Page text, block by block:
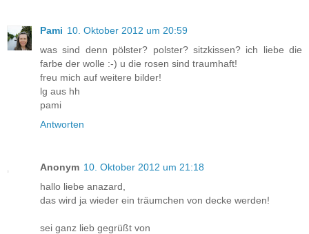
Pami 10. Oktober 2012 um 20:59
was sind denn pölster? polster? sitzkissen? ich liebe die
farbe der wolle :-) u die rosen sind traumhaft!
freu mich auf weitere bilder!
lg aus hh
pami
Antworten
Anonym 10. Oktober 2012 um 21:18
hallo liebe anazard,
das wird ja wieder ein träumchen von decke werden!
sei ganz lieb gegrüßt von